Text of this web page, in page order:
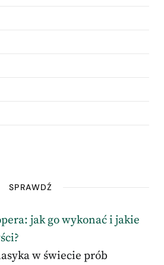
SPRAWDŹ
jak go wykonać i jakie
w świecie prób